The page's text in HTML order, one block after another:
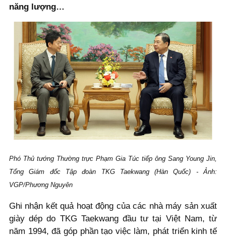
năng lượng…
Phó Thủ tướng Thường trực Phạm Gia Túc tiếp ông Sang Young Jin,
Tổng Giám đốc Tập đoàn TKG Taekwang (Hàn Quốc) - Ảnh:
VGP/Phương Nguyên
Ghi nhận kết quả hoạt động của các nhà máy sản xuất
giày dép do TKG Taekwang đầu tư tại Việt Nam, từ
năm 1994, đã góp phần tạo việc làm, phát triển kinh tế